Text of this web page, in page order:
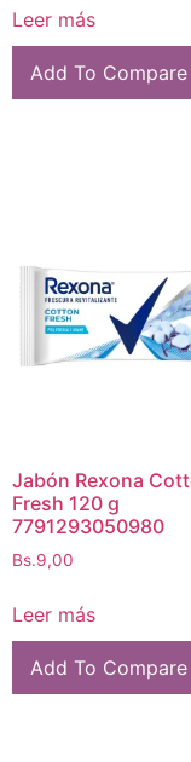
Leer más
Add To Compare
Jabón Rexona
Fresh 120 g
7791293050980
Bs.9,00
Leer más
Add To Compare